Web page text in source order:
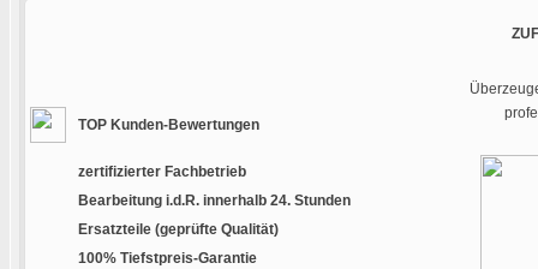
TOP Kunden-Bewertungen
zertifizierter Fachbetrieb
Bearbeitung i.d.R. innerhalb 24. Stunden
Ersatzteile (geprüfte Qualität)
100% Tiefstpreis-Garantie